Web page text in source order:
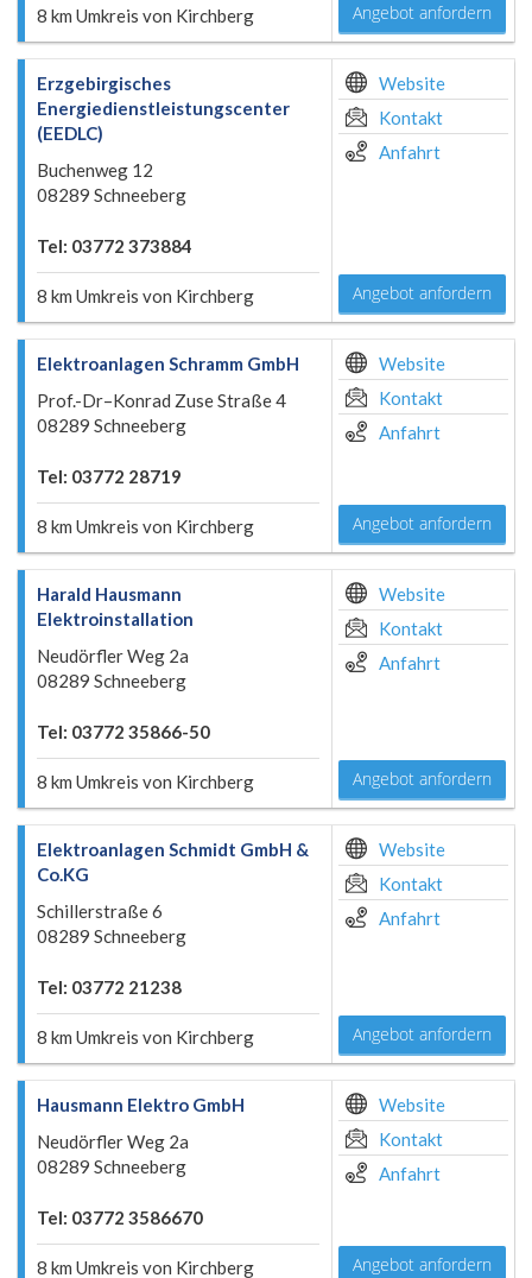
8 km Umkreis von Kirchberg Angebot anfordern
Erzgebirgisches
Energiedienstleistungscenter
(EEDLC)
Buchenweg 12
08289 Schneeberg
Tel: 03772 373884
8 km Umkreis von Kirchberg
Website
Kontakt
Anfahrt
Angebot anfordern
Elektroanlagen Schramm GmbH
Prof.-Dr–Konrad Zuse Straße 4
08289 Schneeberg
Tel: 03772 28719
8 km Umkreis von Kirchberg
Website
Kontakt
Anfahrt
Angebot anfordern
Harald Hausmann
Elektroinstallation
Neudörfler Weg 2a
08289 Schneeberg
Tel: 03772 35866-50
8 km Umkreis von Kirchberg
Website
Kontakt
Anfahrt
Angebot anfordern
Elektroanlagen Schmidt GmbH &
Co.KG
Schillerstraße 6
08289 Schneeberg
Tel: 03772 21238
8 km Umkreis von Kirchberg
Website
Kontakt
Anfahrt
Angebot anfordern
Hausmann Elektro GmbH
Neudörfler Weg 2a
08289 Schneeberg
Tel: 03772 3586670
8 km Umkreis von Kirchberg
Website
Kontakt
Anfahrt
Angebot anfordern